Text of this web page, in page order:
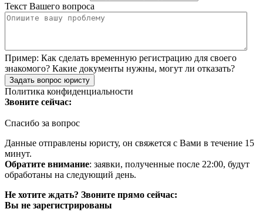
Текст Вашего вопроса
Пример: Как сделать временную регистрацию для своего
знакомого? Какие документы нужны, могут ли отказать?
Задать вопрос юристу
Политика конфиденциальности
Звоните сейчас:
Спасибо за вопрос
Данные отправлены юристу, он свяжется с Вами в течение 15
минут.
Обратите внимание: заявки, полученные после 22:00, будут
обработаны на следующий день.
Не хотите ждать? Звоните прямо сейчас:
Вы не зарегистрированы